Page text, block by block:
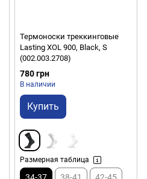
Термоноски треккинговые
Lasting XOL 900, Black, S
(002.003.2708)
780 грн
В наличии
Купить
Размерная таблица